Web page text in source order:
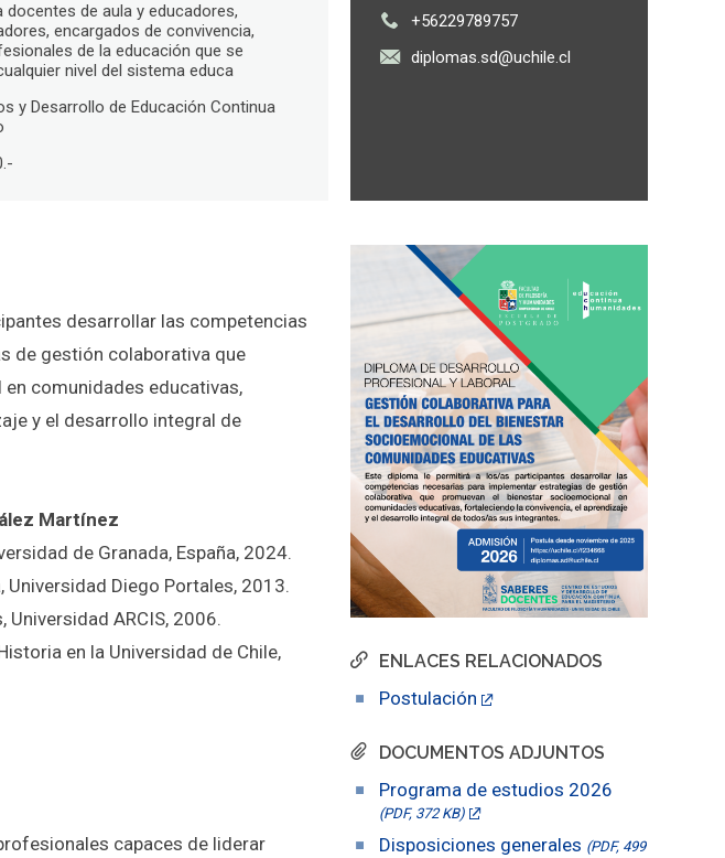
+56229789757
diplomas.sd@uchile.cl
docentes de aula y educadores,
encargados de convivencia,
de la educación que se
nivel del sistema educa
y Desarrollo de Educación Continua
ENLACES RELACIONADOS
Postulación
DOCUMENTOS ADJUNTOS
Programa de estudios 2026
(PDF, 372 KB)
Disposiciones generales (PDF, 499
desarrollar las competencias
de gestión colaborativa que
comunidades educativas,
y el desarrollo integral de
Martínez
de Granada, España, 2024.
Diego Portales, 2013.
ARCIS, 2006.
en la Universidad de Chile,
capaces de liderar